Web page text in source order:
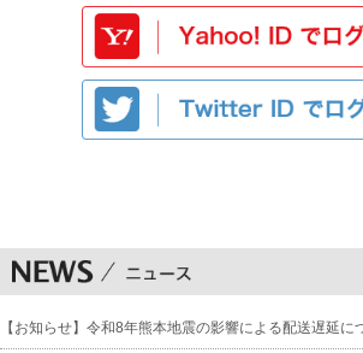
【お知らせ】令和8年熊本地震の影響による配送遅延に